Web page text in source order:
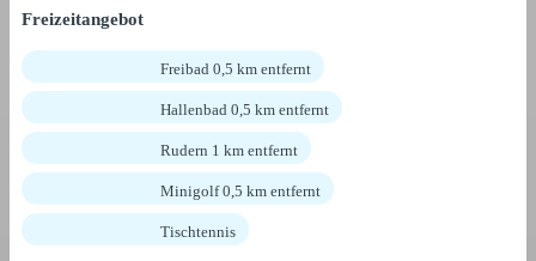
Freizeitangebot
Freibad 0,5 km entfernt
Hallenbad 0,5 km entfernt
Rudern 1 km entfernt
Minigolf 0,5 km entfernt
Tischtennis